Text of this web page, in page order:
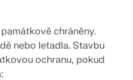
chráněny.
nebo letadla. Stavbu
ochranu, pokud